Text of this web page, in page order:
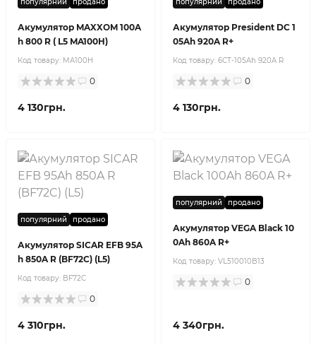
Акумулятор MAXXOM 100A
h 800 R ( L5 MA100H)
Код товару: MA100H
0
4 130грн.
Акумулятор President DC 1
05Ah 920A R+
Код товару: 6СТ-105Ah 920A R
0
4 130грн.
популярний продано
Акумулятор SICAR EFB 95A
h 850A R (BF72C) (L5)
Код товару: BF72C
0
4 310грн.
популярний продано
Акумулятор VEGA Black 10
0Ah 860A R+
Код товару: VL510010B13
0
4 340грн.